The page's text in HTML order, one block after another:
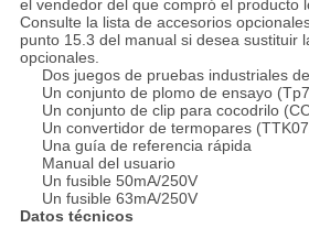
el vendedor del que compró el producto
Consulte la lista de accesorios
punto 15.3 del manual si desea sustituir
opcionales.
Dos juegos de pruebas industriales
Un conjunto de plomo de ensayo
Un conjunto de clip para cocodrilo
Un convertidor de termopares
Una guía de referencia rápida
Manual del usuario
Un fusible 50mA/250V
Un fusible 63mA/250V
Datos técnicos